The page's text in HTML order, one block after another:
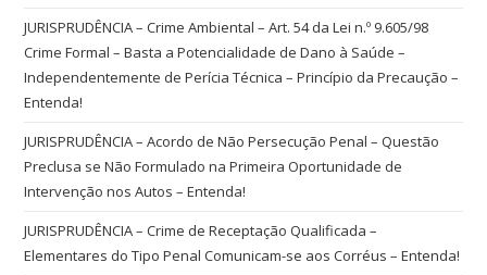
JURISPRUDÊNCIA – Crime Ambiental – Art. 54 da Lei n.º 9.605/98
Crime Formal – Basta a Potencialidade de Dano à Saúde –
Independentemente de Perícia Técnica – Princípio da Precaução –
Entenda!
JURISPRUDÊNCIA – Acordo de Não Persecução Penal – Questão
Preclusa se Não Formulado na Primeira Oportunidade de
Intervenção nos Autos – Entenda!
JURISPRUDÊNCIA – Crime de Receptação Qualificada –
Elementares do Tipo Penal Comunicam-se aos Corréus – Entenda!